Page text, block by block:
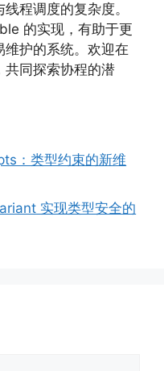
程调度的复杂度。
的实现，有助于更
护的系统。欢迎在
共同探索协程的潜
：类型约束的新维
实现类型安全的